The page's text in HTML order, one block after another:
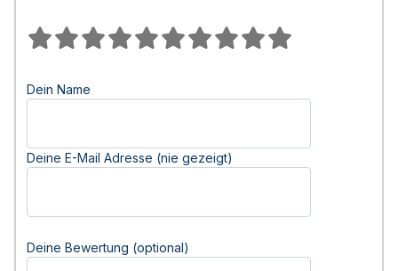
Dein Name
Deine E-Mail Adresse (nie gezeigt)
Deine Bewertung (optional)